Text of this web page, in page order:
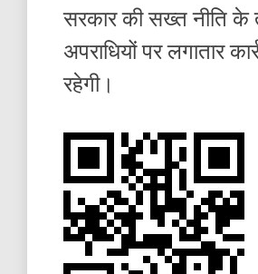
सरकार की सख्त नीति के
अपराधियों पर लगातार
रहेगी।